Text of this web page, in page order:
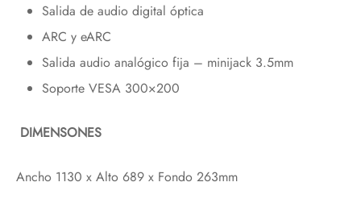
Salida de audio digital óptica
ARC y eARC
Salida audio analógico fija – minijack 3.5mm
Soporte VESA 300×200
DIMENSONES
Ancho 1130 x Alto 689 x Fondo 263mm